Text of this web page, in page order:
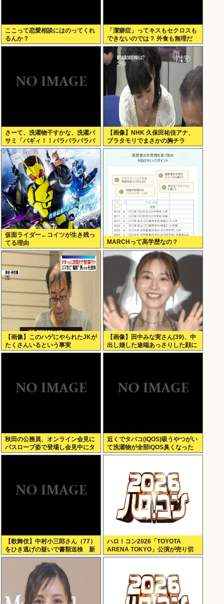
ここって恋愛相談にはのってくれ
るんか？
「潔癖症」ってキスもセクロスも
できないのでは？ 外食も無理だ
ろ。
さーて、洗濯物干すかな、洗濯バ
サミ「バギィ！！パラパラパラパ
ラ」
【画像】NHK 久保田祐佳アナ、
ブラタモリでまさかの胸チラ
仮面ライダー←コイツが生き残っ
てる理由
MARCHって高学歴なの？
【画像】このハゲにやられたJKが
たくさんいるという事実
【画像】田中みな実さん(39)、中
出し婚した途端あっさりした顔に
なる
秋田の公務員、オンライン会見に
バスローブ姿で登場し会見中にタ
バコを吸う←あのさあ！
近くでタバコ(iQOS)吸うやつがい
て洗濯物が全部iQOS臭くなった
【歌舞伎】中村小三郎さん（77）
をひき逃げの疑いで書類送検 新
宿区の路上で歩行者の20代女性を
はねてけがをさせたうえ、そのま
ハロ！コン2026「TOYOTA
ARENA TOKYO」公演が売り切
れない